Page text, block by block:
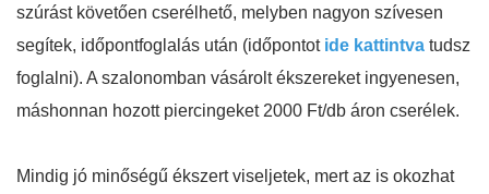
szúrást követően cserélhető, melyben nagyon szívesen
segítek, időpontfoglalás után (időpontot ide kattintva tudsz
foglalni). A szalonomban vásárolt ékszereket ingyenesen,
máshonnan hozott piercingeket 2000 Ft/db áron cserélek.
Mindig jó minőségű ékszert viseljetek, mert az is okozhat